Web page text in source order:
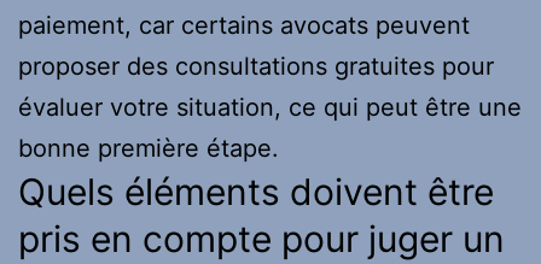
paiement, car certains avocats peuvent
proposer des consultations gratuites pour
évaluer votre situation, ce qui peut être une
bonne première étape.
Quels éléments doivent être
pris en compte pour juger un